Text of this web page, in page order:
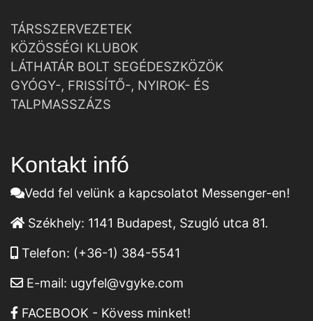
TÁRSSZERVEZETEK
KÖZÖSSÉGI KLUBOK
LÁTHATÁR BOLT SEGÉDESZKÖZÖK
GYÓGY-, FRISSÍTŐ-, NYIROK- ÉS
TALPMASSZÁZS
Kontakt infó
Vedd fel velünk a kapcsolatot Messenger-en!
Székhely: 1141 Budapest, Szugló utca 81.
Telefon: (+36-1) 384-5541
E-mail: ugyfel@vgyke.com
FACEBOOK - Kövess minket!